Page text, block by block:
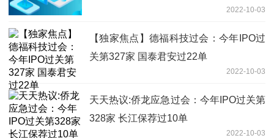
2022-10-03
【独家焦点】德福科技过会：今年IPO过
关第327家 国泰君安过22单
2022-10-03
天天热议:侨龙应急过会：今年IPO过关第
328家 长江保荐过10单
2022-10-03